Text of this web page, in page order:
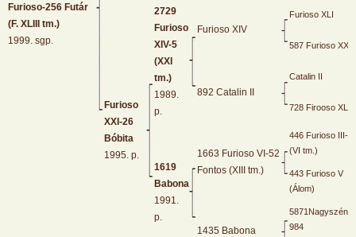
Furioso-256 Futár
(F. XLIII tm.)
1999. sgp.
Furioso
XXI-26
Bóbita
1995. p.
2729
Furioso
XIV-5
(XXI
tm.)
1989.
p.
Furioso XIV
Furioso XLI
587 Furioso
892 Catalin II
Catalin II
728 Firooso XLI
1619
Babona
1991.
p.
1663 Furioso VI-52
Fontos (XIII tm.)
446 Furioso III-4
(VI tm.)
443 Furioso V
(Álom)
1435 Babona
984